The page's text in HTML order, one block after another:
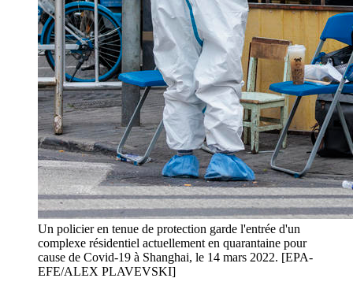
Un policier en tenue de protection garde l'entrée d'un
complexe résidentiel actuellement en quarantaine pour
cause de Covid-19 à Shanghai, le 14 mars 2022. [EPA-
EFE/ALEX PLAVEVSKI]